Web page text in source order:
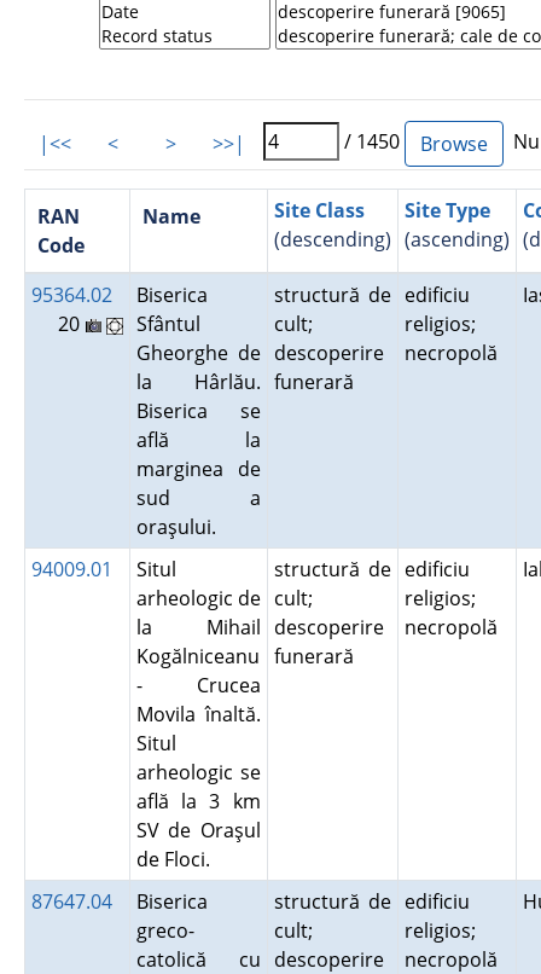
|<< < > >>| / 1450
RAN
Code
Name
Site Class
(descending)
Site Type
(ascending)
95364.02
20
Biserica
Sfântul
Gheorghe de
la Hârlău.
Biserica se
află la
marginea de
sud a
oraşului.
structură de
cult;
descoperire
funerară
edificiu
religios;
necropolă
94009.01
Situl
arheologic de
la Mihail
Kogălniceanu
- Crucea
Movila înaltă.
Situl
arheologic se
află la 3 km
SV de Oraşul
de Floci.
structură de
cult;
descoperire
funerară
edificiu
religios;
necropolă
87647.04
Biserica
greco-
catolică cu
structură de
cult;
descoperire
edificiu
religios;
necropolă